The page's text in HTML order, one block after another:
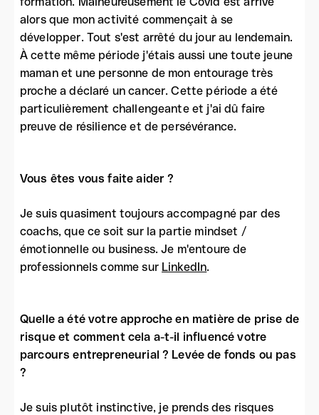
alors que mon activité commençait à se
développer. Tout s'est arrêté du jour au lendemain.
À cette même période j'étais aussi une toute jeune
maman et une personne de mon entourage très
proche a déclaré un cancer. Cette période a été
particulièrement challengeante et j'ai dû faire
preuve de résilience et de persévérance.
Vous êtes vous faite aider ?
Je suis quasiment toujours accompagné par des
coachs, que ce soit sur la partie mindset /
émotionnelle ou business. Je m'entoure de
professionnels comme sur LinkedIn.
Quelle a été votre approche en matière de prise de
risque et comment cela a-t-il influencé votre
parcours entrepreneurial ? Levée de fonds ou pas
?
Je suis plutôt instinctive, je prends des risques